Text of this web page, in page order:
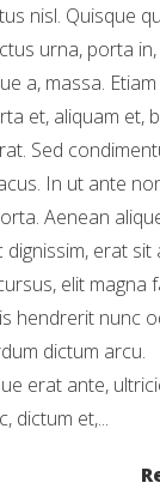
nisl. Quisque
urna, porta
a, massa.
et, aliquam et,
Sed
In ut ante
Aenean
dignissim, erat sit
elit magna
hendrerit nunc
dictum arcu.
erat ante,
dictum et,...